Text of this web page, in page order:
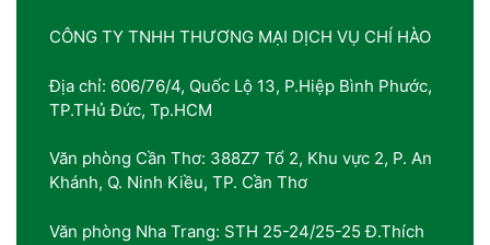
CÔNG TY TNHH THƯƠNG MẠI DỊCH VỤ CHÍ HÀO
Địa chỉ: 606/76/4, Quốc Lộ 13, P.Hiệp Bình Phước,
TP.THủ Đức, Tp.HCM
Văn phòng Cần Thơ: 388Z7 Tổ 2, Khu vực 2, P. An
Khánh, Q. Ninh Kiều, TP. Cần Thơ
Văn phòng Nha Trang: STH 25-24/25-25 Đ.Thích